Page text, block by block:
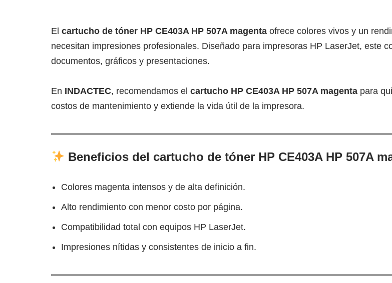
El cartucho de tóner HP CE403A HP 507A magenta ofrece colores vivos y un
necesitan impresiones profesionales. Diseñado para impresoras HP LaserJet, este
documentos, gráficos y presentaciones.
En INDACTEC, recomendamos el cartucho HP CE403A HP 507A magenta para
costos de mantenimiento y extiende la vida útil de la impresora.
Beneficios del cartucho de tóner HP CE403A HP 507A
Colores magenta intensos y de alta definición.
Alto rendimiento con menor costo por página.
Compatibilidad total con equipos HP LaserJet.
Impresiones nítidas y consistentes de inicio a fin.